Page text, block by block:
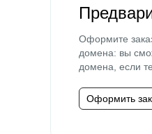
Оформите
домена: вы
домена, если
Оформить